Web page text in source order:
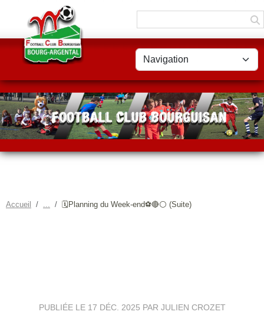
Accueil 🗓️Planning du Week-end⚽🔴⚪ (Suite)
PUBLIÉE LE 17 DÉC. 2025 PAR JULIEN CROZET
Panneau de gestion des cookies